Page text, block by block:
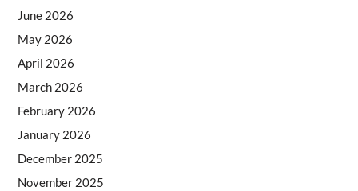
June 2026
May 2026
April 2026
March 2026
February 2026
January 2026
December 2025
November 2025